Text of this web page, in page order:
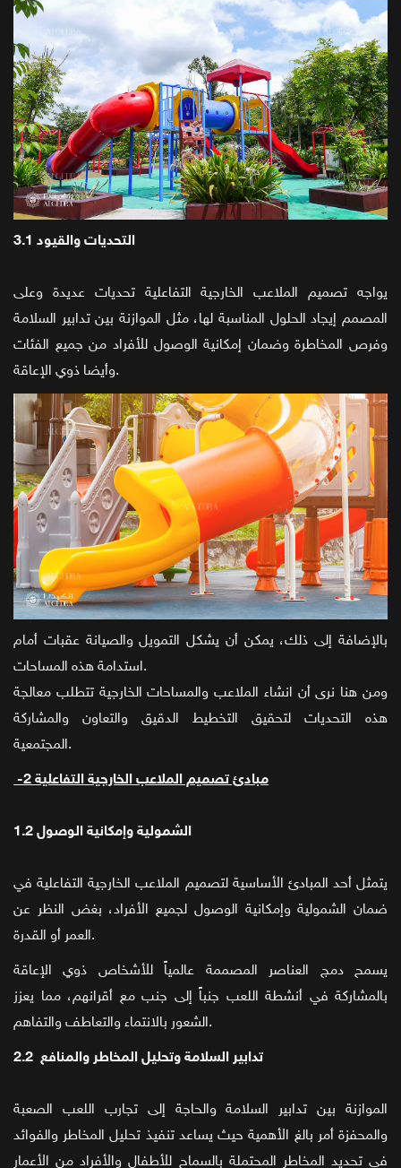
3.1 التحديات والقيود
يواجه تصميم الملاعب الخارجية التفاعلية تحديات عديدة وعلى
المصمم إيجاد الحلول المناسبة لها، مثل الموازنة بين تدابير السلامة
وفرص المخاطرة وضمان إمكانية الوصول للأفراد من جميع الفئات
وأيضا ذوي الإعاقة.
بالإضافة إلى ذلك، يمكن أن يشكل التمويل والصيانة عقبات أمام
استدامة هذه المساحات.
ومن هنا نرى أن انشاء الملاعب والمساحات الخارجية تتطلب معالجة
هذه التحديات لتحقيق التخطيط الدقيق والتعاون والمشاركة
المجتمعية.
-2 مبادئ تصميم الملاعب الخارجية التفاعلية
1.2 الشمولية وإمكانية الوصول
يتمثل أحد المبادئ الأساسية لتصميم الملاعب الخارجية التفاعلية في
ضمان الشمولية وإمكانية الوصول لجميع الأفراد، بغض النظر عن
العمر أو القدرة.
يسمح دمج العناصر المصممة عالمياً للأشخاص ذوي الإعاقة
بالمشاركة في أنشطة اللعب جنباً إلى جنب مع أقرانهم، مما يعزز
الشعور بالانتماء والتعاطف والتفاهم.
2.2 تدابير السلامة وتحليل المخاطر والمنافع
الموازنة بين تدابير السلامة والحاجة إلى تجارب اللعب الصعبة
والمحفزة أمر بالغ الأهمية حيث يساعد تنفيذ تحليل المخاطر والفوائد
في تحديد المخاطر المحتملة بالسماح للأطفال والأفراد من الأعمار